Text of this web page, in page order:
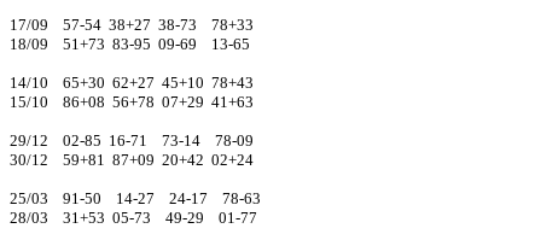
17/09 57-54 38+27 38-73 78+33
18/09 51+73 83-95 09-69 13-65
14/10 65+30 62+27 45+10 78+43
15/10 86+08 56+78 07+29 41+63
29/12 02-85 16-71 73-14 78-09
30/12 59+81 87+09 20+42 02+24
25/03 91-50 14-27 24-17 78-63
28/03 31+53 05-73 49-29 01-77